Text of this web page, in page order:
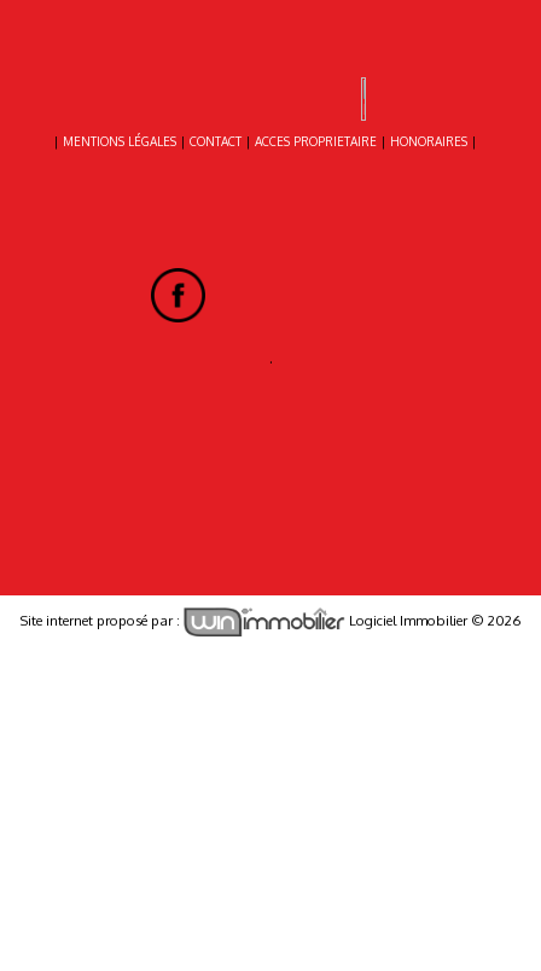
| MENTIONS LÉGALES| CONTACT| ACCES PROPRIETAIRE| HONORAIRES|
.
Site internet proposé par : Logiciel Immobilier © 2026